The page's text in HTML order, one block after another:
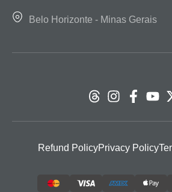
Belo Horizonte - Minas Gerais
Refund PolicyPrivacy Policy